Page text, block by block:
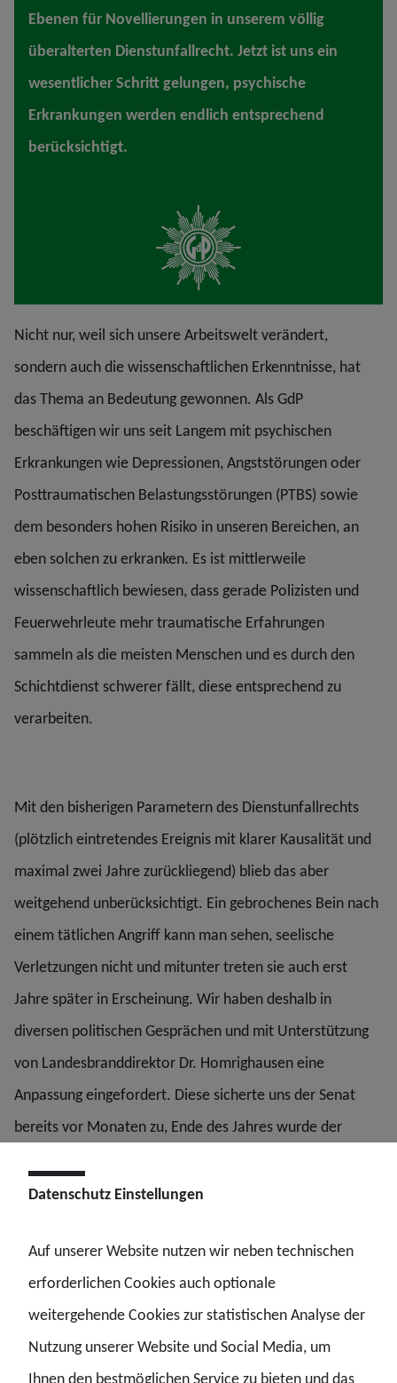
Ebenen für Novellierungen in unserem völlig
überalterten Dienstunfallrecht. Jetzt ist uns ein
wesentlicher Schritt gelungen, psychische
Erkrankungen werden endlich entsprechend
berücksichtigt.
Nicht nur, weil sich unsere Arbeitswelt verändert,
sondern auch die wissenschaftlichen Erkenntnisse, hat
das Thema an Bedeutung gewonnen. Als GdP
beschäftigen wir uns seit Langem mit psychischen
Erkrankungen wie Depressionen, Angststörungen oder
Posttraumatischen Belastungsstörungen (PTBS) sowie
dem besonders hohen Risiko in unseren Bereichen, an
eben solchen zu erkranken. Es ist mittlerweile
wissenschaftlich bewiesen, dass gerade Polizisten und
Feuerwehrleute mehr traumatische Erfahrungen
sammeln als die meisten Menschen und es durch den
Schichtdienst schwerer fällt, diese entsprechend zu
verarbeiten.
Mit den bisherigen Parametern des Dienstunfallrechts
(plötzlich eintretendes Ereignis mit klarer Kausalität und
maximal zwei Jahre zurückliegend) blieb das aber
weitgehend unberücksichtigt. Ein gebrochenes Bein nach
einem tätlichen Angriff kann man sehen, seelische
Verletzungen nicht und mitunter treten sie auch erst
Jahre später in Erscheinung. Wir haben deshalb in
diversen politischen Gesprächen und mit Unterstützung
von Landesbranddirektor Dr. Homrighausen eine
Anpassung eingefordert. Diese sicherte uns der Senat
bereits vor Monaten zu, Ende des Jahres wurde der
im Amtsblatt offiziell verkündet. Dem folgend kann das
Vergangenheit liegen, eine Diagnose muss durch eine
Fachärztin oder einen Facharzt für Psychiatrie oder
Psychotherapie erfolgt sein. Zudem greift an Stelle der
zwingenden Kausalität eine Vermutungsregelung.
Datenschutz Einstellungen
Auf unserer Website nutzen wir neben technischen
erforderlichen Cookies auch optionale
weitergehende Cookies zur statistischen Analyse der
Nutzung unserer Website und Social Media, um
Ihnen den bestmöglichen Service zu bieten und das